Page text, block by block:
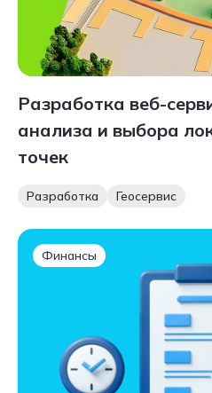
Разработка веб-
анализа и выбора
точек
Разработка Геосервис
Финансы